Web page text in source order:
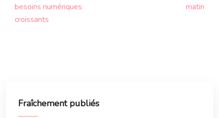
besoins numériques
croissants
matin
Fraîchement publiés